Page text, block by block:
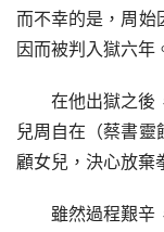
而不幸的是，周始
因而被判入獄六年
在他出獄之後
兒周自在（蔡書靈
顧女兒，決心放棄
雖然過程艱辛